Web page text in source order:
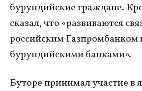
бурундийские граждане.
сказал, что «развиваются
российским Газпромбанком
бурундийскими банками».
Буторе принимал участие в